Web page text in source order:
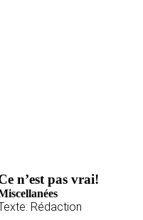
n’est pas vrai!
Rédaction